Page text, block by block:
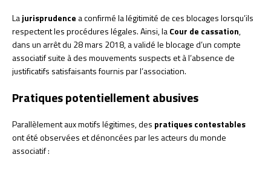
Lajurisprudence a confirmé la légitimité de ces blocages lorsqu’ils
respectent les procédures légales. Ainsi, laCour de cassation,
dans un arrêt du 28 mars 2018, a validé le blocage d’un compte
associatif suite à des mouvements suspects et à l’absence de
justificatifs satisfaisants fournis par l’association.
Pratiques potentiellement abusives
Parallèlement aux motifs légitimes, des pratiques contestables
ont été observées et dénoncées par les acteurs du monde
associatif :